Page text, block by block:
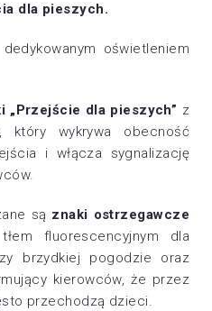
dla pieszych.
oświetleniem
„Przejście dla pieszych” z
który wykrywa obecność
i włącza sygnalizację
są znaki ostrzegawcze
fluorescencyjnym dla
brzydkiej pogodzie oraz
kierowców, że przez
przechodzą dzieci.